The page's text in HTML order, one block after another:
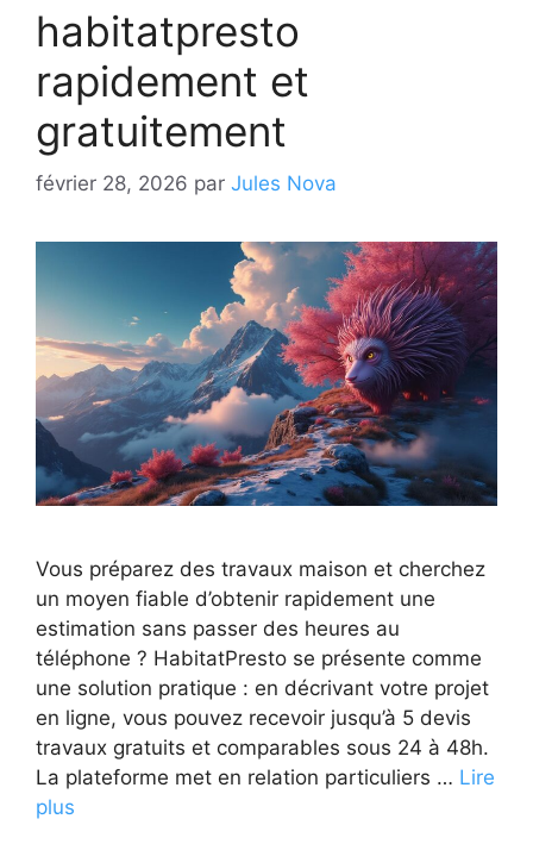
habitatpresto
rapidement et
gratuitement
février 28, 2026 par Jules Nova
Vous préparez des travaux maison et cherchez
un moyen fiable d’obtenir rapidement une
estimation sans passer des heures au
téléphone ? HabitatPresto se présente comme
une solution pratique : en décrivant votre projet
en ligne, vous pouvez recevoir jusqu’à 5 devis
travaux gratuits et comparables sous 24 à 48h.
La plateforme met en relation particuliers … Lire
plus